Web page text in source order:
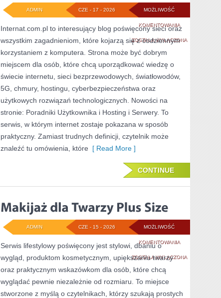
MOŻLIWOŚĆ
KOMENTOWANIATESTY
I
RECENZJE
SPRZĘTU
ZOSTAŁA WYŁĄCZONA
CZE - 17 - 2026
ADMIN
Internat.com.pl to interesujący blog poświęcony sieci oraz
wszystkim zagadnieniom, które kojarzą się z codziennym
korzystaniem z komputera. Strona może być dobrym
miejscem dla osób, które chcą uporządkować wiedzę o
świecie internetu, sieci bezprzewodowych, światłowodów,
5G, chmury, hostingu, cyberbezpieczeństwa oraz
użytkowych rozwiązań technologicznych. Nowości na
stronie: Poradniki Użytkownika i Hosting i Serwery. To
serwis, w którym internet zostaje pokazana w sposób
praktyczny. Zamiast trudnych definicji, czytelnik może
znaleźć tu omówienia, które [ Read More ]
CONTINUE
MOŻLIWOŚĆ
KOMENTOWANIAMAKIJAŻ
DLA
TWARZY
PLUS
ZOSTAŁA WYŁĄCZONA
CZE - 15 - 2026
ADMIN
Serwis lifestylowy poświęcony jest stylowi, dbaniu o
wygląd, produktom kosmetycznym, upiększaniu twarzy
oraz praktycznym wskazówkom dla osób, które chcą
wyglądać pewnie niezależnie od rozmiaru. To miejsce
stworzone z myślą o czytelnikach, którzy szukają prostych